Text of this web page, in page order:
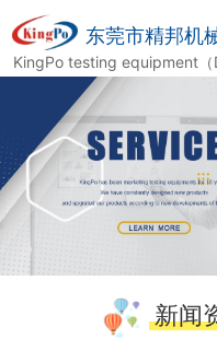
东莞市精邦机
KingPo testing equipment
新闻